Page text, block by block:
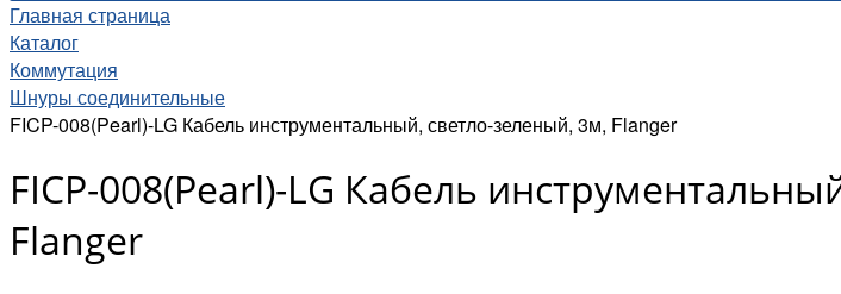
Главная страница
Каталог
Коммутация
Шнуры соединительные
FICP-008(Pearl)-LG Кабель инструментальный, светло-зеленый, 3м, Flanger
FICP-008(Pearl)-LG Кабель
Flanger